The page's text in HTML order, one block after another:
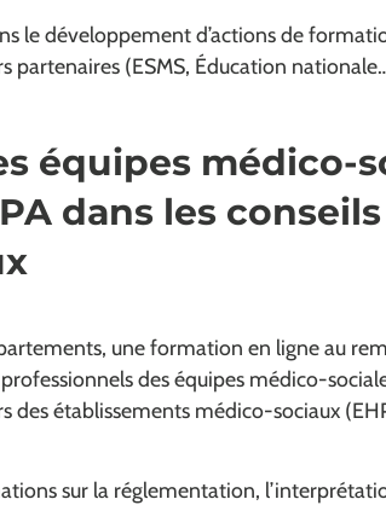
le développement d’actions de
partenaires (ESMS, Éducation
équipes médico-
dans les conseils
une formation en ligne au
des équipes médico-
des établissements médico-sociaux
sur la réglementation,